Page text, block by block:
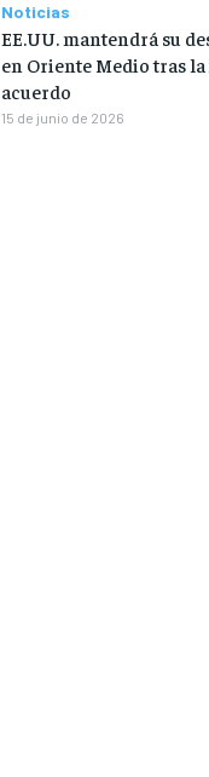
Noticias
EE.UU. mantendrá su
en Oriente Medio tras
acuerdo
15 de junio de 2026